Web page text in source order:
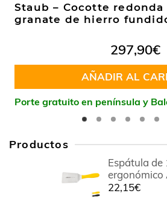
Staub – Cocotte redonda
granate de hierro
297,90€
AÑADIR AL
Porte gratuito en península y
Productos
Espátula de
ergonómico
22,15€